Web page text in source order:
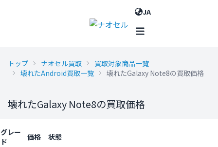
JA
トップ ナオセル買取
買取対象商品一覧
壊れたAndroid買取一覧
壊れたGalaxy Note8の買取価格
壊れたGalaxy Note8の買取価格
グレー
ド
価格 状態